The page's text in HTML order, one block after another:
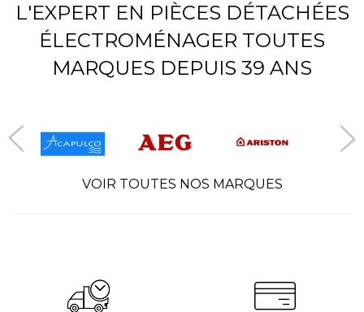
L'EXPERT EN PIÈCES DÉTACHÉES
ÉLECTROMÉNAGER TOUTES
MARQUES DEPUIS 39 ANS
VOIR TOUTES NOS MARQUES